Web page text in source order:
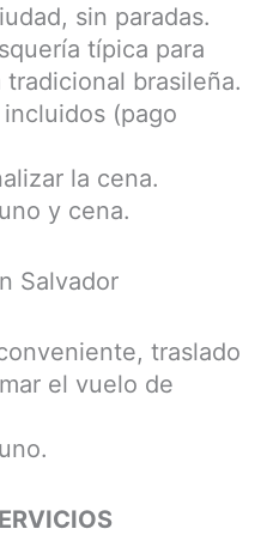
sin paradas.
típica para
brasileña.
(pago
la cena.
y cena.
Salvador
traslado
el vuelo de